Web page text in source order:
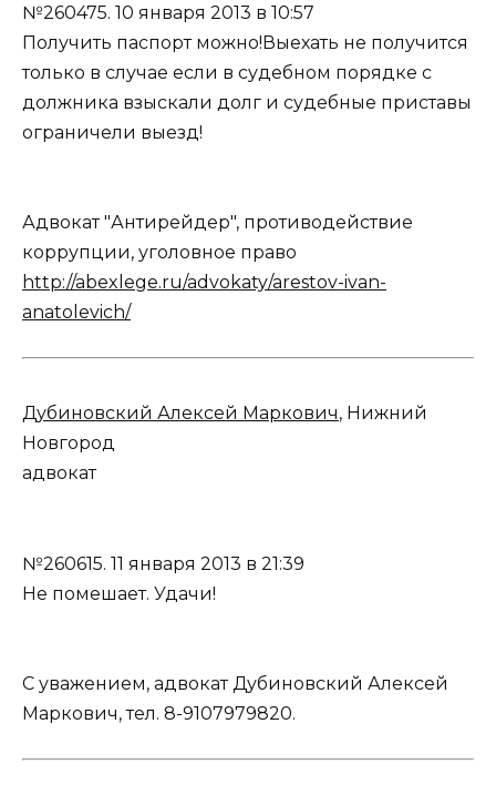
№260475. 10 января 2013 в 10:57
Получить паспорт можно!Выехать не получится
только в случае если в судебном порядке с
должника взыскали долг и судебные приставы
ограничели выезд!
Адвокат "Антирейдер", противодействие
коррупции, уголовное право
http://abexlege.ru/advokaty/arestov-ivan-
anatolevich/
Дубиновский Алексей Маркович, Нижний
Новгород
адвокат
№260615. 11 января 2013 в 21:39
Не помешает. Удачи!
С уважением, адвокат Дубиновский Алексей
Маркович, тел. 8-9107979820.